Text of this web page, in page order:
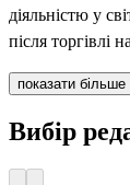
діяльністю у
після торгівлі
показати більше
Вибір